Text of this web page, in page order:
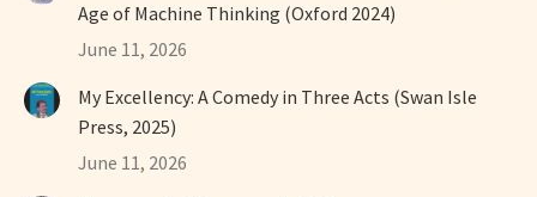
Age of Machine Thinking (Oxford 2024)
June 11, 2026
My Excellency: A Comedy in Three Acts (Swan Isle
Press, 2025)
June 11, 2026